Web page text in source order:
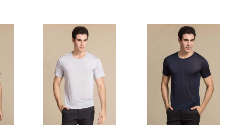
448,00 DKK
VOEG TOE
AAN
WINKELWAGEN
448,00 DKK
VOEG TOE
AAN
WINKELWAGEN